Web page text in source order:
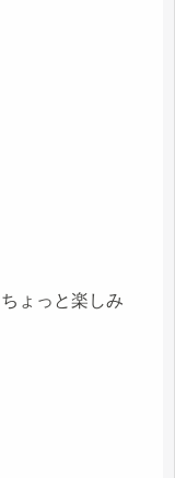
ょっと楽しみ